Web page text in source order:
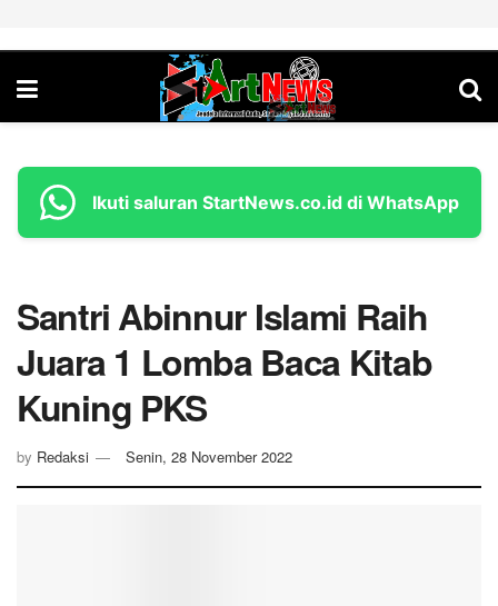
Ikuti saluran StartNews.co.id di WhatsApp
Santri Abinnur Islami Raih
Juara 1 Lomba Baca Kitab
Kuning PKS
by Redaksi Senin, 28 November 2022